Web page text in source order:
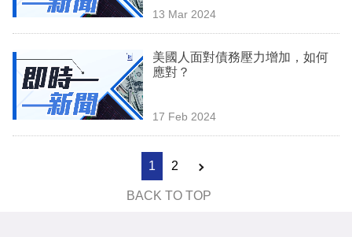
13 Mar 2024
美國人面對債務壓力增加，如何
應對？
17 Feb 2024
1 2
BACK TO TOP